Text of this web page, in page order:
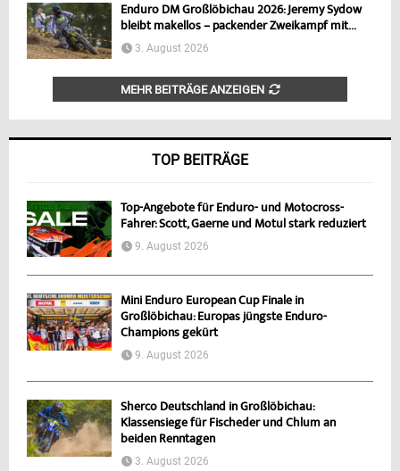
Enduro DM Großlöbichau 2026: Jeremy Sydow
bleibt makellos – packender Zweikampf mit...
3. August 2026
MEHR BEITRÄGE ANZEIGEN
TOP BEITRÄGE
Top-Angebote für Enduro- und Motocross-
Fahrer: Scott, Gaerne und Motul stark reduziert
9. August 2026
Mini Enduro European Cup Finale in
Großlöbichau: Europas jüngste Enduro-
Champions gekürt
9. August 2026
Sherco Deutschland in Großlöbichau:
Klassensiege für Fischeder und Chlum an
beiden Renntagen
3. August 2026